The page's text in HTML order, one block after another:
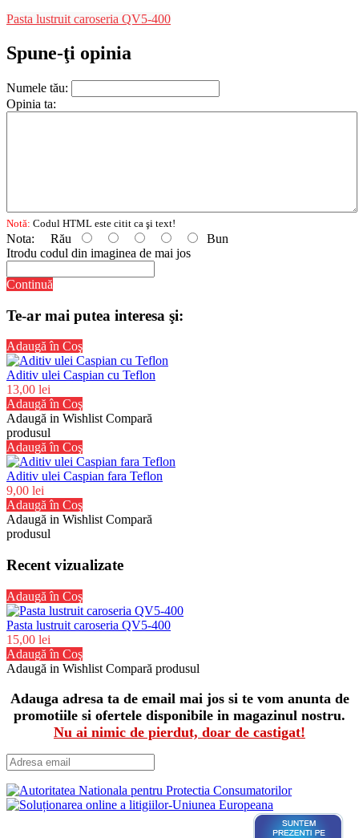
Pasta lustruit caroseria QV5-400
Spune-ţi opinia
Numele tău:
Opinia ta:
Notă: Codul HTML este citit ca şi text!
Nota: Rău
Bun
Itrodu codul din imaginea de mai jos
Continuă
Te-ar mai putea interesa şi:
Adaugă în Coş
Aditiv ulei Caspian cu Teflon
13,00 lei
Adaugă în Coş
Adaugă in Wishlist Compară
produsul
Adaugă în Coş
Aditiv ulei Caspian fara Teflon
9,00 lei
Adaugă în Coş
Adaugă in Wishlist Compară
produsul
Recent vizualizate
Adaugă în Coş
Pasta lustruit caroseria QV5-400
15,00 lei
Adaugă în Coş
Adaugă in Wishlist Compară produsul
Adauga adresa ta de email mai jos si te vom anunta de
promotiile si ofertele disponibile in magazinul nostru.
Nu ai nimic de pierdut, doar de castigat!